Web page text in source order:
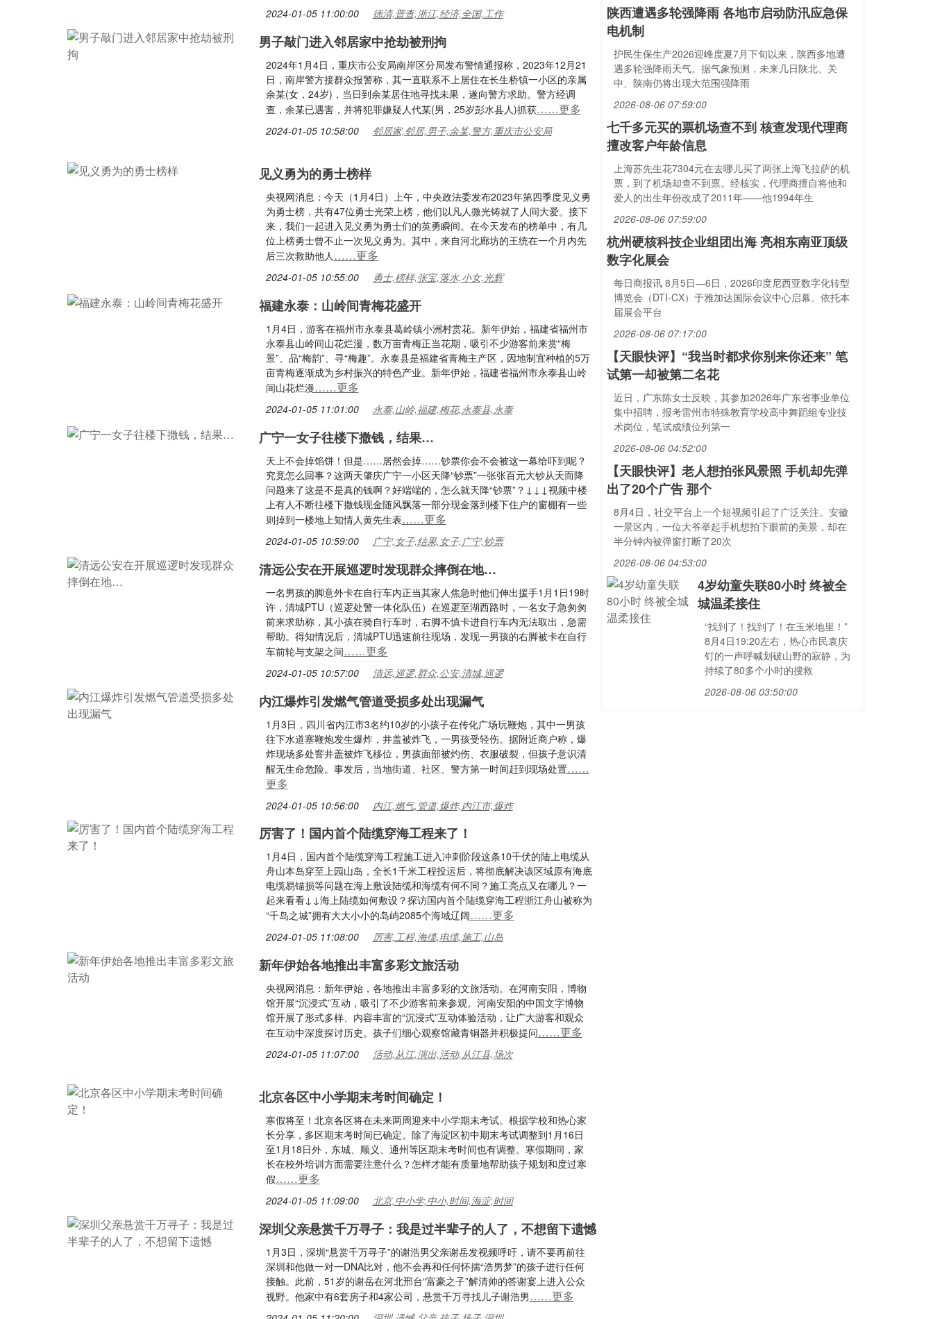
2024-01-05 11:00:00 德清,普查,浙江,经济,全国,工作
男子敲门进入邻居家中抢劫被刑拘
2024年1月4日，重庆市公安局南岸区分局发布警情通报称，2023年12月21
日，南岸警方接群众报警称，其一直联系不上居住在长生桥镇一小区的亲属
余某(女，24岁)，当日到余某居住地寻找未果，遂向警方求助。警方经调
查，余某已遇害，并将犯罪嫌疑人代某(男，25岁彭水县人)抓获……更多
2024-01-05 10:58:00 邻居家,邻居,男子,余某,警方,重庆市公安局
见义勇为的勇士榜样
央视网消息：今天（1月4日）上午，中央政法委发布2023年第四季度见义勇
为勇士榜，共有47位勇士光荣上榜，他们以凡人微光铸就了人间大爱。接下
来，我们一起进入见义勇为勇士们的英勇瞬间。在今天发布的榜单中，有几
位上榜勇士曾不止一次见义勇为。其中，来自河北廊坊的王统在一个月内先
后三次救助他人……更多
2024-01-05 10:55:00 勇士,榜样,张宝,落水,小女,光辉
福建永泰：山岭间青梅花盛开
1月4日，游客在福州市永泰县葛岭镇小洲村赏花。新年伊始，福建省福州市
永泰县山岭间山花烂漫，数万亩青梅正当花期，吸引不少游客前来赏“梅
景”、品“梅韵”、寻“梅趣”。永泰县是福建省青梅主产区，因地制宜种植的5万
亩青梅逐渐成为乡村振兴的特色产业。新年伊始，福建省福州市永泰县山岭
间山花烂漫……更多
2024-01-05 11:01:00 永泰,山岭,福建,梅花,永泰县,永泰
广宁一女子往楼下撒钱，结果…
天上不会掉馅饼！但是……居然会掉……钞票你会不会被这一幕给吓到呢？
究竟怎么回事？这两天肇庆广宁一小区天降“钞票”一张张百元大钞从天而降
问题来了这是不是真的钱啊？好端端的，怎么就天降“钞票”？↓↓↓视频中楼
上有人不断往楼下撒钱现金随风飘落一部分现金落到楼下住户的窗棚有一些
则掉到一楼地上知情人黄先生表……更多
2024-01-05 10:59:00 广宁,女子,结果,女子,广宁,钞票
清远公安在开展巡逻时发现群众摔倒在地…
一名男孩的脚意外卡在自行车内正当其家人焦急时他们伸出援手1月1日19时
许，清城PTU（巡逻处警一体化队伍）在巡逻至湖西路时，一名女子急匆匆
前来求助称，其小孩在骑自行车时，右脚不慎卡进自行车内无法取出，急需
帮助。得知情况后，清城PTU迅速前往现场，发现一男孩的右脚被卡在自行
车前轮与支架之间……更多
2024-01-05 10:57:00 清远,巡逻,群众,公安,清城,巡逻
内江爆炸引发燃气管道受损多处出现漏气
1月3日，四川省内江市3名约10岁的小孩子在传化广场玩鞭炮，其中一男孩
往下水道塞鞭炮发生爆炸，井盖被炸飞，一男孩受轻伤。据附近商户称，爆
炸现场多处窨井盖被炸飞移位，男孩面部被灼伤、衣服破裂，但孩子意识清
醒无生命危险。事发后，当地街道、社区、警方第一时间赶到现场处置……
更多
2024-01-05 10:56:00 内江,燃气,管道,爆炸,内江市,爆炸
厉害了！国内首个陆缆穿海工程来了！
1月4日，国内首个陆缆穿海工程施工进入冲刺阶段这条10千伏的陆上电缆从
舟山本岛穿至上园山岛，全长1千米工程投运后，将彻底解决该区域原有海底
电缆易锚损等问题在海上敷设陆缆和海缆有何不同？施工亮点又在哪儿？一
起来看看↓↓海上陆缆如何敷设？探访国内首个陆缆穿海工程浙江舟山被称为
“千岛之城”拥有大大小小的岛屿2085个海域辽阔……更多
2024-01-05 11:08:00 厉害,工程,海缆,电缆,施工,山岛
新年伊始各地推出丰富多彩文旅活动
央视网消息：新年伊始，各地推出丰富多彩的文旅活动。在河南安阳，博物
馆开展“沉浸式”互动，吸引了不少游客前来参观。河南安阳的中国文字博物
馆开展了形式多样、内容丰富的“沉浸式”互动体验活动，让广大游客和观众
在互动中深度探讨历史。孩子们细心观察馆藏青铜器并积极提问……更多
2024-01-05 11:07:00 活动,从江,演出,活动,从江县,场次
北京各区中小学期末考时间确定！
寒假将至！北京各区将在未来两周迎来中小学期末考试。根据学校和热心家
长分享，多区期末考时间已确定。除了海淀区初中期末考试调整到1月16日
至1月18日外，东城、顺义、通州等区期末考时间也有调整。寒假期间，家
长在校外培训方面需要注意什么？怎样才能有质量地帮助孩子规划和度过寒
假……更多
2024-01-05 11:09:00 北京,中小学,中小,时间,海淀,时间
深圳父亲悬赏千万寻子：我是过半辈子的人了，不想留下遗憾
1月3日，深圳“悬赏千万寻子”的谢浩男父亲谢岳发视频呼吁，请不要再前往
深圳和他做一对一DNA比对，他不会再和任何怀揣“浩男梦”的孩子进行任何
接触。此前，51岁的谢岳在河北邢台“富豪之子”解清帅的答谢宴上进入公众
视野。他家中有6套房子和4家公司，悬赏千万寻找儿子谢浩男……更多
陕西遭遇多轮强降雨 各地市启动防汛应急保
电机制
护民生保生产2026迎峰度夏7月下旬以来，陕西多地遭
遇多轮强降雨天气。据气象预测，未来几日陕北、关
中、陕南仍将出现大范围强降雨
2026-08-06 07:59:00
七千多元买的票机场查不到 核查发现代理商
擅改客户年龄信息
上海苏先生花7304元在去哪儿买了两张上海飞拉萨的机
票，到了机场却查不到票。经核实，代理商擅自将他和
爱人的出生年份改成了2011年——他1994年生
2026-08-06 07:59:00
杭州硬核科技企业组团出海 亮相东南亚顶级
数字化展会
每日商报讯 8月5日—6日，2026印度尼西亚数字化转型
博览会（DTI‑CX）于雅加达国际会议中心启幕。依托本
届展会平台
2026-08-06 07:17:00
【天眼快评】“我当时都求你别来你还来” 笔
试第一却被第二名花
近日，广东陈女士反映，其参加2026年广东省事业单位
集中招聘，报考雷州市特殊教育学校高中舞蹈组专业技
术岗位，笔试成绩位列第一
2026-08-06 04:52:00
【天眼快评】老人想拍张风景照 手机却先弹
出了20个广告 那个
8月4日，社交平台上一个短视频引起了广泛关注。安徽
一景区内，一位大爷举起手机想拍下眼前的美景，却在
半分钟内被弹窗打断了20次
2026-08-06 04:53:00
4岁幼童失联80小时 终被全
城温柔接住
“找到了！找到了！在玉米地里！”
8月4日19:20左右，热心市民袁庆
钉的一声呼喊划破山野的寂静，为
持续了80多个小时的搜救
2026-08-06 03:50:00